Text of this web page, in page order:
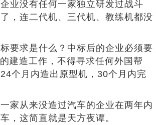
业没有任何一家独立研发过战斗
，连二代机、三代机、教练机都没
要求是什么？中标后的企业必须要
建造工作，不得寻求任何外国帮
个月内造出原型机，30个月内完
家从来没造过汽车的企业在两年内
，这简直就是天方夜谭。